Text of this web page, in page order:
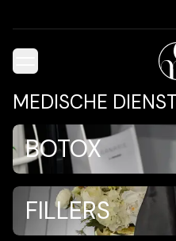
MEDISCHE
BOTOX
FILLERS